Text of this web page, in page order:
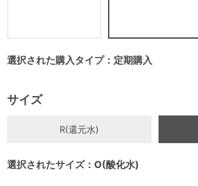
選択された購入タイプ：定期購入
サイズ
R(還元水)
選択されたサイズ：O(酸化水)